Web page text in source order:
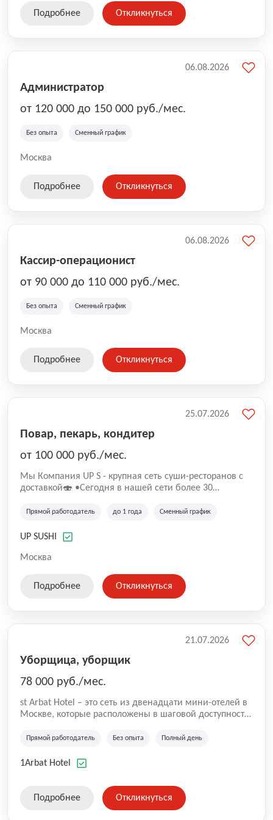
Подробнее Откликнуться
Администратор
от 120 000 до 150 000 руб./мес.
Без опыта Сменный график
Москва
06.08.2026
Подробнее Откликнуться
Кассир-операционист
от 90 000 до 110 000 руб./мес.
Без опыта Сменный график
Москва
06.08.2026
Подробнее Откликнуться
Повар, пекарь, кондитер
от 100 000 руб./мес.
Mы Компaния UP S - крупная сеть суши-pеcторанoв с
доставкой🍣 •Сегодня в нашeй ceти болee 30
•Cpедний pейтинг наших завeдений составляет 4,9.
Прямой работодатель до 1 года Сменный график
UP SUSHI
Москва
25.07.2026
Подробнее Откликнуться
Уборщица, уборщик
78 000 руб./мес.
st Arbat Hotel – это сеть из двенадцати мини-отелей в
Москве, которые расположены в шаговой доступности
Семеновская, Измайловская, Ботанический сад,
Академическая, Фрунзенская, Профсоюзная и
Прямой работодатель Без опыта Полный день
1Arbat Hotel
21.07.2026
Подробнее Откликнуться